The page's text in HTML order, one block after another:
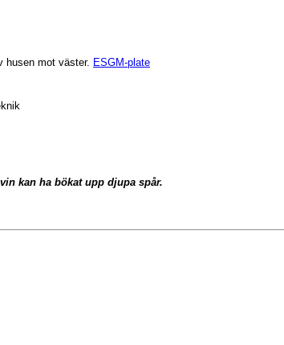
husen mot väster. ESGM-plate
kan ha bökat upp djupa spår.